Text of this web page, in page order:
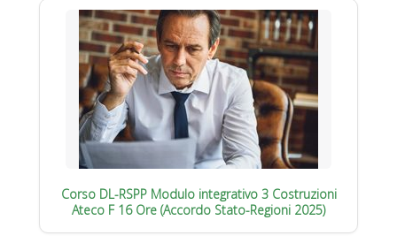
Corso DL-RSPP Modulo integrativo 3 Costruzioni
Ateco F 16 Ore (Accordo Stato-Regioni 2025)